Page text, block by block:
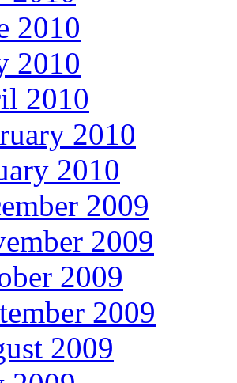
2010
2010
2010
2010
2010
2009
2009
2009
2009
2009